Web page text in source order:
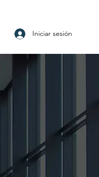
Iniciar sesión